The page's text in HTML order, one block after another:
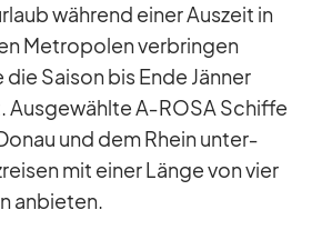
wäh­rend ei­ner Aus­zeit in
Me­tro­po­len ver­brin­gen
Sai­son bis Ende Jän­ner
Aus­ge­wählte A‑ROSA Schiffe
und dem Rhein un­ter­
mit ei­ner Länge von vier
an­bie­ten.